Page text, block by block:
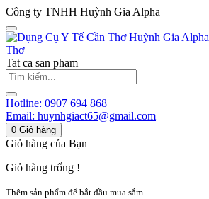
Công ty TNHH Huỳnh Gia Alpha
Huỳnh Gia Alpha
Thơ
Tat ca san pham
Hotline: 0907 694 868
Email: huynhgiact65@gmail.com
0 Giỏ hàng
Giỏ hàng của Bạn
Giỏ hàng trống !
Thêm sản phẩm để bắt đầu mua sắm.